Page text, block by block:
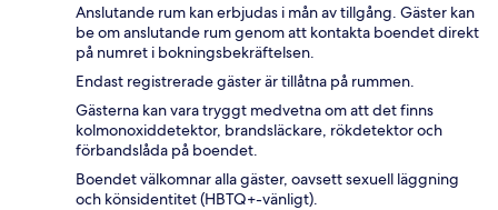
Anslutande rum kan erbjudas i mån av tillgång. Gäster kan
be om anslutande rum genom att kontakta boendet direkt
på numret i bokningsbekräftelsen.
Endast registrerade gäster är tillåtna på rummen.
Gästerna kan vara tryggt medvetna om att det finns
kolmonoxiddetektor, brandsläckare, rökdetektor och
förbandslåda på boendet.
Boendet välkomnar alla gäster, oavsett sexuell läggning
och könsidentitet (HBTQ+-vänligt).